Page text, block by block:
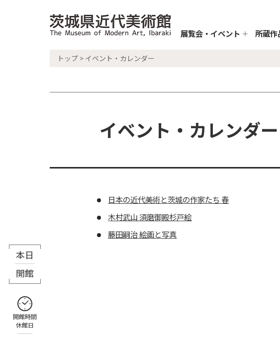
展覧会・イベント 所蔵作
本日
開館
開館時間
休館日
トップ > イベント・カレンダー
イベント・カレンダ
日本の近代美術と茨城の作家たち 春
木村武山 須磨御殿杉戸絵
藤田嗣治 絵画と写真